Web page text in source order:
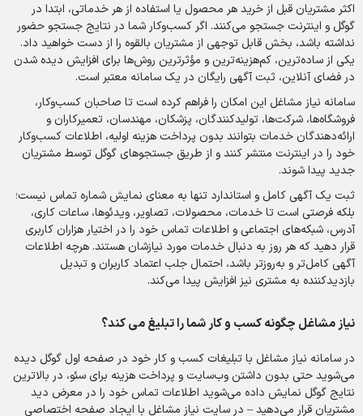
اکثر مشتریان قبل از خرید هر محصول یا استفاده از هر خدماتی، ابتدا در
گوگل و اینترنت جستجو می‌کنند. اگر کسب‌وکار شما در نتایج جستجو حضور
نداشته باشد، بخش قابل توجهی از مشتریان بالقوه را از دست خواهید داد.
یکی از ساده‌ترین، کم‌هزینه‌ترین و مؤثرترین روش‌ها برای افزایش دیده شدن
در فضای آنلاین، ثبت آگهی رایگان در یک سامانه معتبر است.
سامانه نیاز مشاغل این امکان را فراهم کرده است تا صاحبان کسب‌وکار،
فروشگاه‌ها، شرکت‌ها، تولیدکنندگان، پزشکان، مهندسان، تعمیرکاران و
ارائه‌دهندگان خدمات بتوانند بدون پرداخت هزینه اولیه، اطلاعات کسب‌وکار
خود را در اینترنت منتشر کنند و از طریق جستجوهای گوگل توسط مشتریان
جدید پیدا شوند.
ثبت یک آگهی کامل و استاندارد تنها به معنای نمایش شماره تماس نیست؛
بلکه فرصتی است تا خدمات، محصولات، تصاویر، ویدئوها، ساعات کاری،
آدرس، شبکه‌های اجتماعی و اطلاعات تماس خود را در اختیار هزاران کاربری
قرار دهید که هر روز به دنبال خدمات مورد نیازشان هستند. هرچه اطلاعات
آگهی کامل‌تر و به‌روزتر باشد، احتمال جلب اعتماد کاربران و تبدیل
بازدیدکننده به مشتری نیز افزایش پیدا می‌کند.
نیاز مشاغل چگونه کسب و کار شما را تبلیغ می کند؟
در سامانه نیاز مشاغل با تبلیغات کسب و کار خود در صفحه اول گوگل دیده
می‌شوید حتی بدون داشتن وب‌سایت و پرداخت هزینه برای سئو، در بالاترین
نتایج گوگل نمایش داده می‌شوید اطلاعات تماس خود را در معرض دید
مشتریان قرار می‌دهید – در سایت نیاز مشاغل با ایجاد صفحه اختصاصی